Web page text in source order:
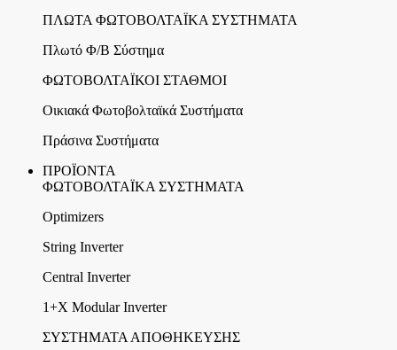
ΠΛΩΤΑ ΦΩΤΟΒΟΛΤΑΪΚΑ ΣΥΣΤΗΜΑΤΑ
Πλωτό Φ/Β Σύστημα
ΦΩΤΟΒΟΛΤΑΪΚΟΙ ΣΤΑΘΜΟΙ
Οικιακά Φωτοβολταϊκά Συστήματα
Πράσινα Συστήματα
ΠΡΟΪΟΝΤΑ
ΦΩΤΟΒΟΛΤΑΪΚΑ ΣΥΣΤΗΜΑΤΑ
Optimizers
String Inverter
Central Inverter
1+X Modular Inverter
ΣΥΣΤΗΜΑΤΑ ΑΠΟΘΗΚΕΥΣΗΣ